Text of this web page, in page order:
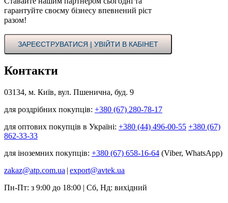
гарантуйте своєму бізнесу впевнений ріст
разом!
ЗАРЕЄСТРУВАТИСЯ | УВІЙТИ В КАБІНЕТ
Контакти
03134, м. Київ, вул. Пшенична, буд. 9
для роздрібних покупців: +380 (67) 280-78-17
для оптових покупців в Україні: +380 (44) 496-00-55 +380 (67)
862-33-33
для іноземних покупців: +380 (67) 658-16-64 (Viber, WhatsApp)
zakaz@atp.com.ua | export@avtek.ua
Пн-Пт: з 9:00 до 18:00 | Сб, Нд: вихідний